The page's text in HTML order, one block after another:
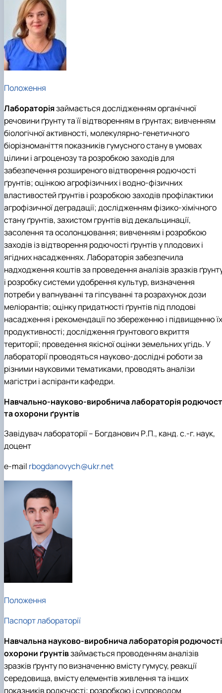
Положення
Лабораторіязаймається дослідженням органічної
речовини ґрунту та її відтворенням в ґрунтах; вивченням
біологічної активності, молекулярно-генетичного
біорізноманіття показників гумусного стану в умовах
цілини і агроценозу та розробкою заходів для
забезпечення розширеного відтворення родючості
ґрунтів; оцінкою агрофізичних і водно-фізичних
властивостей ґрунтів і розробкою заходів профілактики
агрофізичної деградації; дослідженням фізико-хімічного
стану ґрунтів, захистом грунтів від декальцинації,
засолення та осолонцювання; вивченням і розробкою
заходів із відтворення родючості ґрунтів у плодових і
ягідних насадженнях. Лабораторія забезпечила
надходження коштів за проведенняаналізів зразків
і розробку системи удобрення культур, визначення
потреби у вапнуванні та гіпсуванні та розрахунок дози
меліорантів; оцінку придатності ґрунтів під плодові
насадження і рекомендації по збереженню і підвищенню їх
продуктивності; дослідження ґрунтового вкриття
території; проведення якісної оцінки земельних угідь. У
лабораторії проводяться науково-дослідні роботи за
різними науковими тематиками, проводять аналізи
магістри і аспіранти кафедри.
Нaвчально-науково-виробнича лабораторія
та охорони ґрунтів
Завідувач лабораторії – Богданович Р.П., канд. с.-г. наук,
доцент
e-mail rbogdanovych@ukr.net
Положення
Паспорт лабораторії
Навчальна науково-виробнича лабораторія родючості
охорони ґрунтівзаймається проводенням аналізів
зразків ґрунту по визначенню вмісту гумусу, реакції
середовища, вмісту елементів живлення та інших
показників родючості; розробкою і супроводом